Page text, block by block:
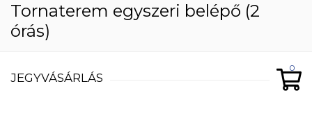
Tornaterem egyszeri belépő (2
órás)
JEGYVÁSÁRLÁS
0